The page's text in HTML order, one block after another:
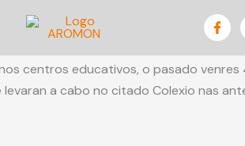
centros educativos, o pasado venres
a cabo no citado Colexio nas